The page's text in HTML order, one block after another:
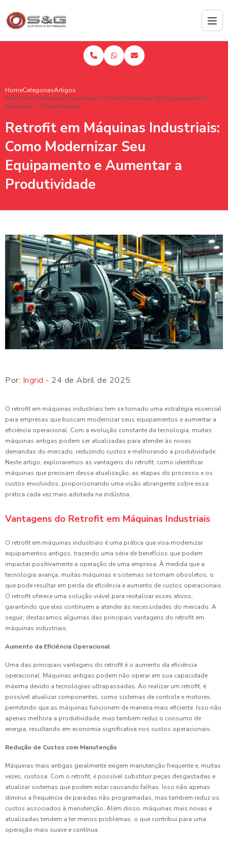
HomeCategoriasArtigos
Retrofit em Máquinas Industriais: Como Modernizar Seu Equipamento e
Aumentar a Produtividade
Retrofit em Máquinas Industriais:
Como Modernizar Seu
Equipamento e Aumentar a
Produtividade
Por: Ingrid - 24 de Abril de 2025
O retrofit em máquinas industriais tem se tornado uma estratégia essencial
para empresas que buscam modernizar seus equipamentos e aumentar a
eficiência operacional. Com a evolução constante da tecnologia, muitas
máquinas antigas podem ser atualizadas para atender às novas
demandas do mercado, reduzindo custos e melhorando a produtividade.
Neste artigo, exploraremos as vantagens do retrofit, como identificar
máquinas que precisam dessa atualização, as etapas do processo e os
custos envolvidos, proporcionando uma visão abrangente sobre essa
prática cada vez mais adotada na indústria.
Vantagens do Retrofit em Máquinas Industriais
O retrofit em máquinas industriais é uma prática que visa modernizar
equipamentos antigos, trazendo uma série de benefícios que podem
impactar positivamente a operação de uma empresa. À medida que a
tecnologia avança, muitas máquinas e sistemas se tornam obsoletos, o
que pode resultar em perda de eficiência e aumento de custos operacionais.
O retrofit oferece uma solução viável para revitalizar esses ativos,
garantindo que eles continuem a atender às necessidades do mercado. A
seguir, destacamos algumas das principais vantagens do retrofit em
máquinas industriais.
Aumento da Eficiência Operacional
Uma das principais vantagens do retrofit é o aumento da eficiência
operacional. Máquinas antigas podem não operar em sua capacidade
máxima devido a tecnologias ultrapassadas. Ao realizar um retrofit, é
possível atualizar componentes, como sistemas de controle e motores,
permitindo que as máquinas funcionem de maneira mais eficiente. Isso não
apenas melhora a produtividade, mas também reduz o consumo de
energia, resultando em economia significativa nos custos operacionais.
Redução de Custos com Manutenção
Máquinas mais antigas geralmente exigem manutenção frequente e, muitas
vezes, custosa. Com o retrofit, é possível substituir peças desgastadas e
atualizar sistemas que podem estar causando falhas. Isso não apenas
diminui a frequência de paradas não programadas, mas também reduz os
custos associados à manutenção. Além disso, máquinas mais novas e
atualizadas tendem a ter menos problemas, o que contribui para uma
operação mais suave e contínua.